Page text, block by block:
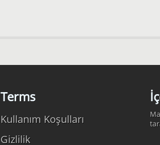
Terms
Kullanım Koşulları
Gizlilik